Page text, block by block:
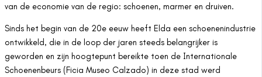
van de economie van de regio: schoenen, marmer en druiven.
Sinds het begin van de 20e eeuw heeft Elda een schoenenindustrie
ontwikkeld, die in de loop der jaren steeds belangrijker is
geworden en zijn hoogtepunt bereikte toen de Internationale
Schoenenbeurs (Ficia Museo Calzado) in deze stad werd